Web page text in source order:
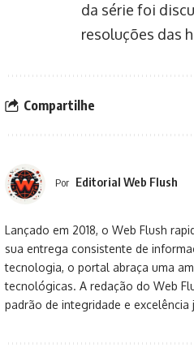
da série foi
resoluções das
Compartilhe
Por Editorial Web Flush
Lançado em 2018, o Web Flush
sua entrega consistente de
tecnologia, o portal abraça uma
tecnológicas. A redação do Web
padrão de integridade e excelência